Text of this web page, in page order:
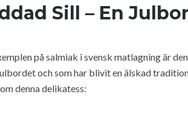
Sill – En
på salmiak i svensk matlagning är
och som har blivit en älskad
denna delikatess: